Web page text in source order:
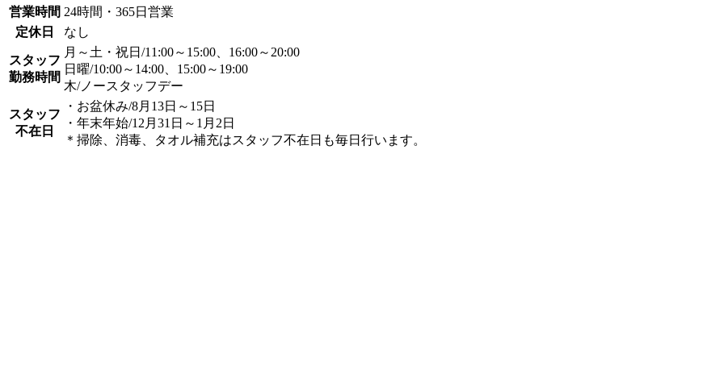
営業時間 24時間・365日営業
定休日
なし
スタッフ
勤務時間
月～土・祝日/11:00～15:00、16:00～20:00
日曜/10:00～14:00、15:00～19:00
木/ノースタッフデー
スタッフ
不在日
・お盆休み/8月13日～15日
・年末年始/12月31日～1月2日
＊掃除、消毒、タオル補充はスタッフ不在日も毎日行います。